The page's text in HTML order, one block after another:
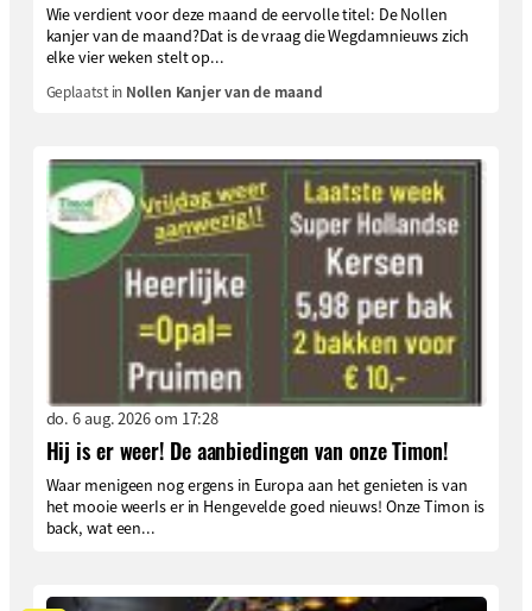
Wie verdient voor deze maand de eervolle titel: De Nollen
kanjer van de maand?Dat is de vraag die Wegdamnieuws zich
elke vier weken stelt op...
Geplaatst in Nollen Kanjer van de maand
do. 6 aug. 2026 om 17:28
Hij is er weer! De aanbiedingen van onze Timon!
Waar menigeen nog ergens in Europa aan het genieten is van
het mooie weerIs er in Hengevelde goed nieuws! Onze Timon is
back, wat een...